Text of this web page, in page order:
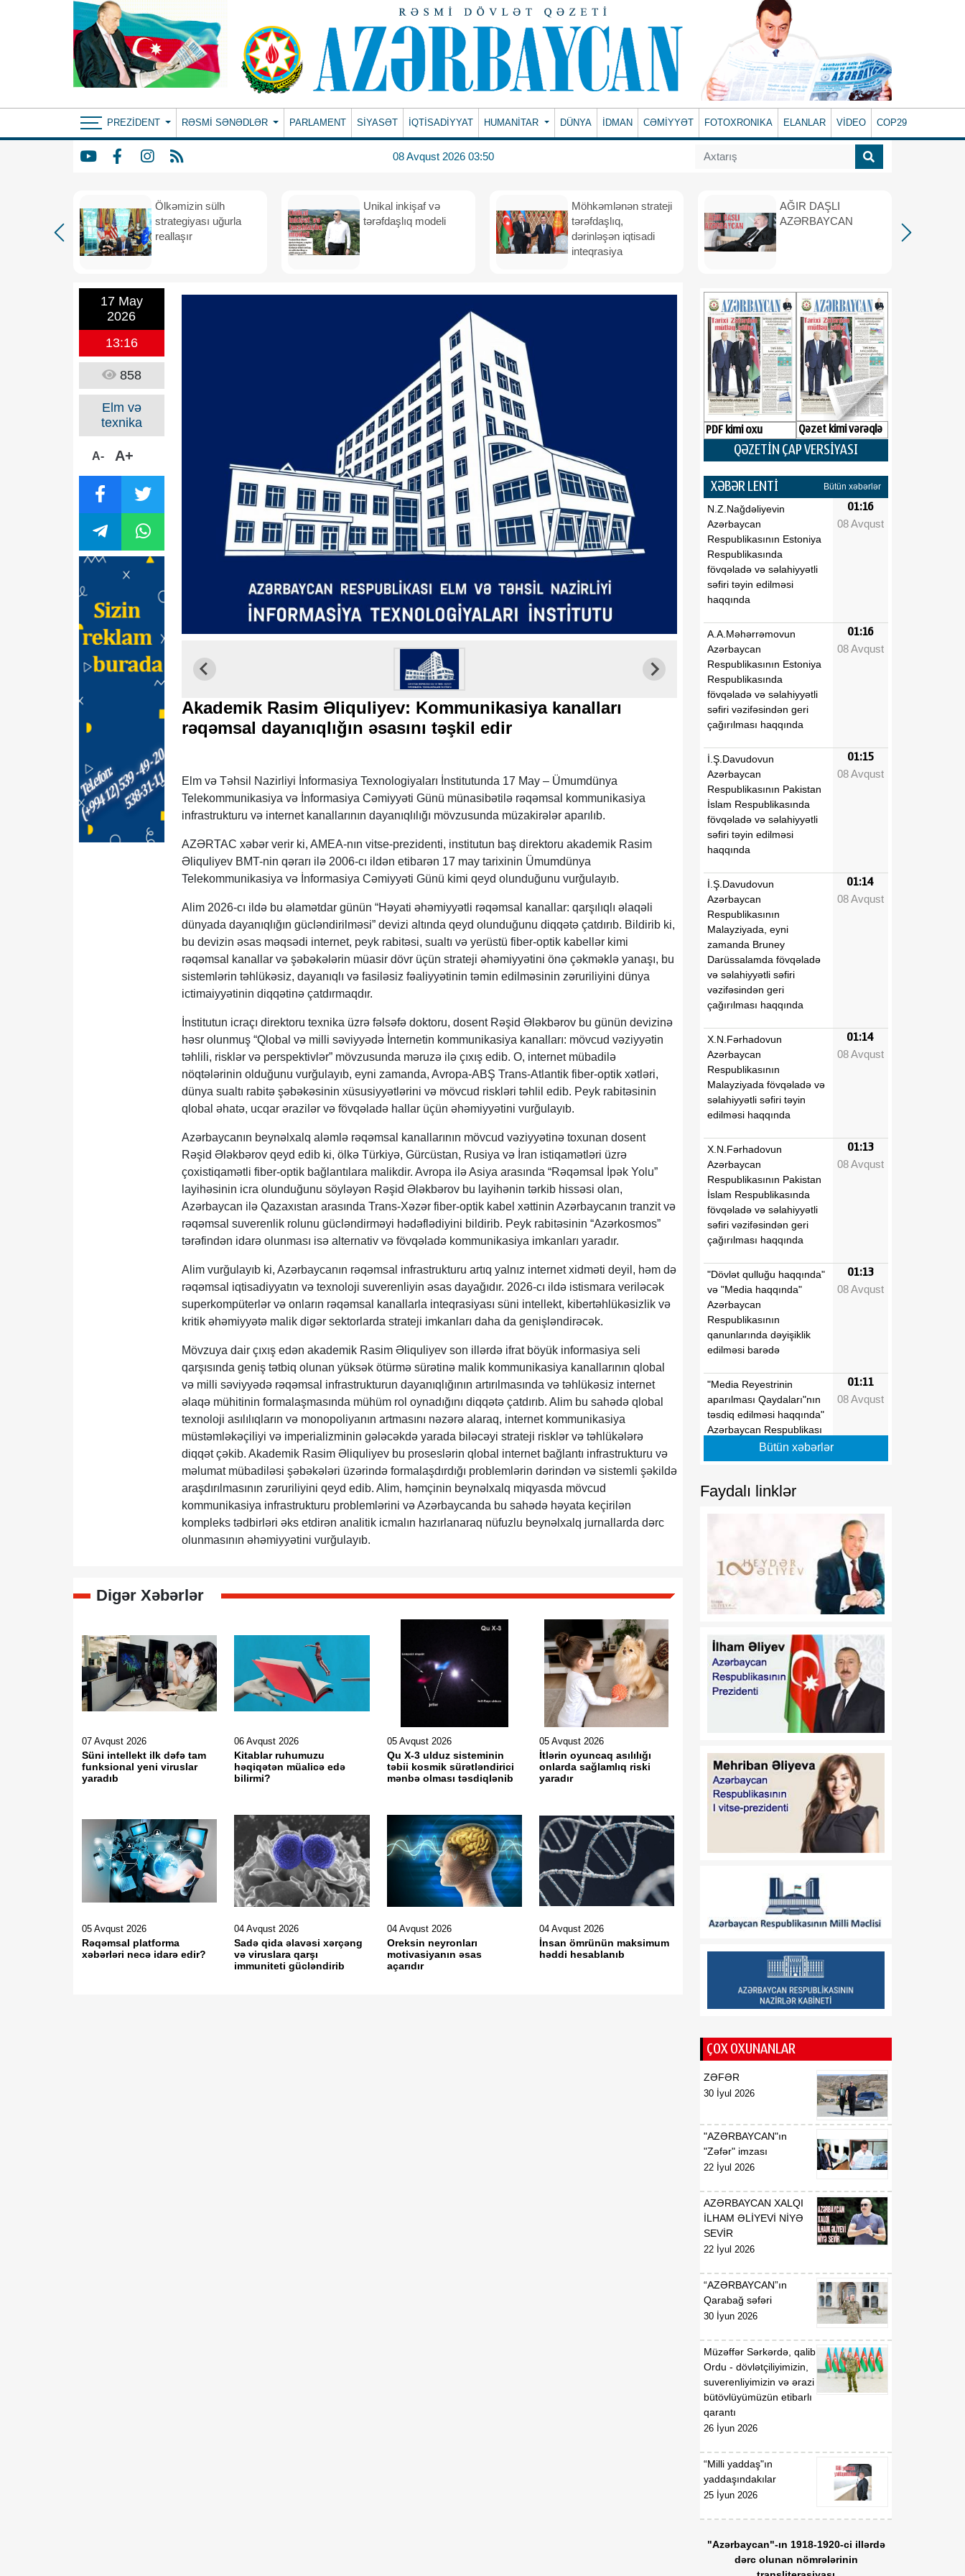
PREZIDENT RƏSMI SƏNƏDLƏR PARLAMENT SİYASƏT İQTİSADİYYAT HUMANITAR DÜNYA İDMAN CƏMİYYƏT FOTOXRONIKA ELANLAR VİDEO COP29
08 Avqust 2026 03:50
Ölkəmizin sülh
strategiyası uğurla
reallaşır
Unikal inkişaf və
tərəfdaşlıq modeli
Möhkəmlənən strateji
tərəfdaşlıq,
dərinləşən iqtisadi
inteqrasiya
AĞIR DAŞLI
AZƏRBAYCAN
17 May
2026
13:16
858
Elm və
texnika
A- A+
Akademik Rasim Əliquliyev: Kommunikasiya kanalları
rəqəmsal dayanıqlığın əsasını təşkil edir
Elm və Təhsil Nazirliyi İnformasiya Texnologiyaları İnstitutunda 17 May – Ümumdünya
Telekommunikasiya və İnformasiya Cəmiyyəti Günü münasibətilə rəqəmsal kommunikasiya
infrastrukturu və internet kanallarının dayanıqlılığı mövzusunda müzakirələr aparılıb.
AZƏRTAC xəbər verir ki, AMEA-nın vitse-prezidenti, institutun baş direktoru akademik Rasim
Əliquliyev BMT-nin qərarı ilə 2006-cı ildən etibarən 17 may tarixinin Ümumdünya
Telekommunikasiya və İnformasiya Cəmiyyəti Günü kimi qeyd olunduğunu vurğulayıb.
Alim 2026-cı ildə bu əlamətdar günün “Həyati əhəmiyyətli rəqəmsal kanallar: qarşılıqlı əlaqəli
dünyada dayanıqlığın gücləndirilməsi” devizi altında qeyd olunduğunu diqqətə çatdırıb. Bildirib ki,
bu devizin əsas məqsədi internet, peyk rabitəsi, sualtı və yerüstü fiber-optik kabellər kimi
rəqəmsal kanallar və şəbəkələrin müasir dövr üçün strateji əhəmiyyətini önə çəkməklə yanaşı, bu
sistemlərin təhlükəsiz, dayanıqlı və fasiləsiz fəaliyyətinin təmin edilməsinin zəruriliyini dünya
ictimaiyyətinin diqqətinə çatdırmaqdır.
İnstitutun icraçı direktoru texnika üzrə fəlsəfə doktoru, dosent Rəşid Ələkbərov bu günün devizinə
həsr olunmuş “Qlobal və milli səviyyədə İnternetin kommunikasiya kanalları: mövcud vəziyyətin
təhlili, risklər və perspektivlər” mövzusunda məruzə ilə çıxış edib. O, internet mübadilə
nöqtələrinin olduğunu vurğulayıb, eyni zamanda, Avropa-ABŞ Trans-Atlantik fiber-optik xətləri,
dünya sualtı rabitə şəbəkəsinin xüsusiyyətlərini və mövcud riskləri təhlil edib. Peyk rabitəsinin
qlobal əhatə, ucqar ərazilər və fövqəladə hallar üçün əhəmiyyətini vurğulayıb.
Azərbaycanın beynəlxalq aləmlə rəqəmsal kanallarının mövcud vəziyyətinə toxunan dosent
Rəşid Ələkbərov qeyd edib ki, ölkə Türkiyə, Gürcüstan, Rusiya və İran istiqamətləri üzrə
çoxistiqamətli fiber-optik bağlantılara malikdir. Avropa ilə Asiya arasında “Rəqəmsal İpək Yolu”
layihəsinin icra olunduğunu söyləyən Rəşid Ələkbərov bu layihənin tərkib hissəsi olan,
Azərbaycan ilə Qazaxıstan arasında Trans-Xəzər fiber-optik kabel xəttinin Azərbaycanın tranzit və
rəqəmsal suverenlik rolunu gücləndirməyi hədəflədiyini bildirib. Peyk rabitəsinin “Azərkosmos”
tərəfindən idarə olunması isə alternativ və fövqəladə kommunikasiya imkanları yaradır.
Alim vurğulayıb ki, Azərbaycanın rəqəmsal infrastrukturu artıq yalnız internet xidməti deyil, həm də
rəqəmsal iqtisadiyyatın və texnoloji suverenliyin əsas dayağıdır. 2026-cı ildə istismara veriləcək
superkompüterlər və onların rəqəmsal kanallarla inteqrasiyası süni intellekt, kibertəhlükəsizlik və
kritik əhəmiyyətə malik digər sektorlarda strateji imkanları daha da genişləndirəcək.
Mövzuya dair çıxış edən akademik Rasim Əliquliyev son illərdə ifrat böyük informasiya seli
qarşısında geniş tətbiq olunan yüksək ötürmə sürətinə malik kommunikasiya kanallarının qlobal
və milli səviyyədə rəqəmsal infrastrukturun dayanıqlığının artırılmasında və təhlükəsiz internet
əlaqə mühitinin formalaşmasında mühüm rol oynadığını diqqətə çatdırıb. Alim bu sahədə qlobal
texnoloji asılılıqların və monopoliyanın artmasını nəzərə alaraq, internet kommunikasiya
müstəmləkəçiliyi və imperializminin gələcəkdə yarada biləcəyi strateji risklər və təhlükələrə
diqqət çəkib. Akademik Rasim Əliquliyev bu proseslərin qlobal internet bağlantı infrastrukturu və
məlumat mübadiləsi şəbəkələri üzərində formalaşdırdığı problemlərin dərindən və sistemli şəkildə
araşdırılmasının zəruriliyini qeyd edib. Alim, həmçinin beynəlxalq miqyasda mövcud
kommunikasiya infrastrukturu problemlərini və Azərbaycanda bu sahədə həyata keçirilən
kompleks tədbirləri əks etdirən analitik icmalın hazırlanaraq nüfuzlu beynəlxalq jurnallarda dərc
olunmasının əhəmiyyətini vurğulayıb.
Digər Xəbərlər
07 Avqust 2026
Süni intellekt ilk dəfə tam
funksional yeni viruslar
yaradıb
06 Avqust 2026
Kitablar ruhumuzu
həqiqətən müalicə edə
bilirmi?
05 Avqust 2026
Qu X-3 ulduz sisteminin
təbii kosmik sürətləndirici
mənbə olması təsdiqlənib
05 Avqust 2026
İtlərin oyuncaq asılılığı
onlarda sağlamlıq riski
yaradır
05 Avqust 2026
Rəqəmsal platforma
xəbərləri necə idarə edir?
04 Avqust 2026
Sadə qida əlavəsi xərçəng
və viruslara qarşı
immuniteti gücləndirib
04 Avqust 2026
Oreksin neyronları
motivasiyanın əsas
açarıdır
04 Avqust 2026
İnsan ömrünün maksimum
həddi hesablanıb
PDF kimi oxu Qəzet kimi vərəqlə
QƏZETİN ÇAP VERSİYASI
XƏBƏR LENTİ Bütün xəbərlər
N.Z.Nağdəliyevin
Azərbaycan
Respublikasının Estoniya
Respublikasında
fövqəladə və səlahiyyətli
səfiri təyin edilməsi
haqqında
01:16
08 Avqust
A.A.Məhərrəmovun
Azərbaycan
Respublikasının Estoniya
Respublikasında
fövqəladə və səlahiyyətli
səfiri vəzifəsindən geri
çağırılması haqqında
01:16
08 Avqust
İ.Ş.Davudovun
Azərbaycan
Respublikasının Pakistan
İslam Respublikasında
fövqəladə və səlahiyyətli
səfiri təyin edilməsi
haqqında
01:15
08 Avqust
İ.Ş.Davudovun
Azərbaycan
Respublikasının
Malayziyada, eyni
zamanda Bruney
Darüssalamda fövqəladə
və səlahiyyətli səfiri
vəzifəsindən geri
çağırılması haqqında
01:14
08 Avqust
X.N.Fərhadovun
Azərbaycan
Respublikasının
Malayziyada fövqəladə və
səlahiyyətli səfiri təyin
edilməsi haqqında
01:14
08 Avqust
X.N.Fərhadovun
Azərbaycan
Respublikasının Pakistan
İslam Respublikasında
fövqəladə və səlahiyyətli
səfiri vəzifəsindən geri
çağırılması haqqında
01:13
08 Avqust
"Dövlət qulluğu haqqında"
və "Media haqqında"
Azərbaycan
Respublikasının
qanunlarında dəyişiklik
edilməsi barədə
01:13
08 Avqust
"Media Reyestrinin
aparılması Qaydaları"nın
təsdiq edilməsi haqqında"
Azərbaycan Respublikası
Prezidentinin 2022-ci il 26
sentyabr tarixli 1846
dəyişiklik edilməsi barədə
01:11
08 Avqust
Respublikasının
qanunlarında dəyişiklik
edilməsi barədə"
Azərbaycan
14 iyul tarixli 449-VIIQD
nömrəli Qanununun tətbiqi
və bununla əlaqədar bəzi
məsələlərin tənzimlənməsi
01:09
08 Avqust
İnvestisiya Forumunun
Təşkilat Komitəsinin
yaradılması haqqında
08 Avqust
Respublikasının Elm və
Təhsil və Elm Nazirliyi
arasında illik təhsil
kvotalarının qarşılıqlı
ayrılması haqqında
01:04
08 Avqust
BİLDİRİŞ 00:57
Azərbaycanın xarici
siyasətinin əsasında milli
dayanır
07 Avqust
Azərbaycan
diplomatiyasının növbəti
zəfəri idi
18:23
Tarixi Vaşinqton görüşü:
ABŞ-Azərbaycan
əlaqələrində və Cənubi
Qafqazın sülh
mərhələ
18:22
07 Avqust
Xarici ölkələrin informasiya
şəbəkələrinə hücumlar
edən şəxslər saxlanılıblar
18:20
07 Avqust
Heyvan kəsimi
məntəqələrində
monitorinqlər aparılıb
18:18
07 Avqust
texnologiyalar dilin
qarşısında aciz qala bilər
07 Avqust
Azərbaycan müxtəlif
geosiyasi məkanlar
imkanları olan dövlət
mövqeyini gücləndirir
17:55
07 Avqust
Bütün xəbərlər
Faydalı linklər
ÇOX OXUNANLAR
ZƏFƏR
30 İyul 2026
"AZƏRBAYCAN"ın
"Zəfər" imzası
22 İyul 2026
AZƏRBAYCAN XALQI
İLHAM ƏLİYEVİ NİYƏ
SEVİR
22 İyul 2026
“AZƏRBAYCAN”ın
Qarabağ səfəri
30 İyun 2026
Müzəffər Sərkərdə, qalib
Ordu - dövlətçiliyimizin,
suverenliyimizin və ərazi
bütövlüyümüzün etibarlı
qarantı
26 İyun 2026
“Milli yaddaş"ın
yaddaşındakılar
25 İyun 2026
"Azərbaycan"-ın 1918-1920-ci illərdə
dərc olunan nömrələrinin